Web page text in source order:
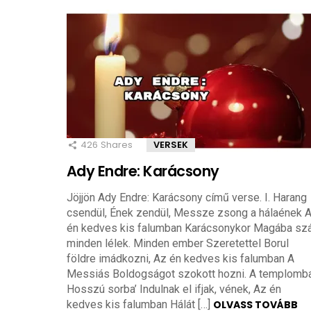
426 Shares VERSEK
Ady Endre: Karácsony
Jöjjön Ady Endre: Karácsony című verse. I. Harang
csendül, Ének zendül, Messze zsong a hálaének
én kedves kis falumban Karácsonykor Magába
minden lélek. Minden ember Szeretettel Borul
földre imádkozni, Az én kedves kis falumban A
Messiás Boldogságot szokott hozni. A
Hosszú sorba’ Indulnak el ifjak, vének, Az én
kedves kis falumban Hálát […] OLVASS TOVÁBB